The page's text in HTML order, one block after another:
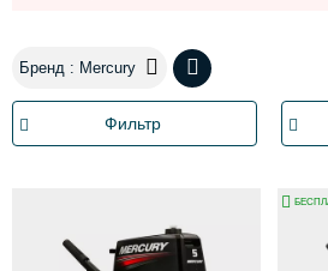
Бренд : Mercury
Фильтр